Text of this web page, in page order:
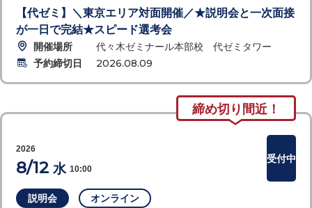
【代ゼミ】＼東京エリア対面開催／★説明会と一次面接
が一日で完結★スピード選考会
開催場所
代々木ゼミナール本部校 代ゼミタワー
予約締切日
2026.08.09
締め切り間近！
説明会 オンライン
2026
8/12 水 10:00
受付中